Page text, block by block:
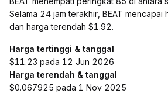
Selama 24 jam terakhir, BEAT
dan harga terendah $1.92.
Harga tertinggi & tanggal
$11.23 pada 12 Jun 2026
Harga terendah & tanggal
$0.067925 pada 1 Nov 2025